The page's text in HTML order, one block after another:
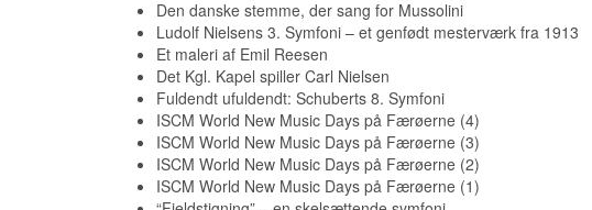
Den danske stemme, der sang for Mussolini
Ludolf Nielsens 3. Symfoni – et genfødt mesterværk fra 1913
Et maleri af Emil Reesen
Det Kgl. Kapel spiller Carl Nielsen
Fuldendt ufuldendt: Schuberts 8. Symfoni
ISCM World New Music Days på Færøerne (4)
ISCM World New Music Days på Færøerne (3)
ISCM World New Music Days på Færøerne (2)
ISCM World New Music Days på Færøerne (1)